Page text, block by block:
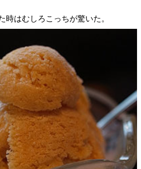
時はむしろこっちが驚いた。